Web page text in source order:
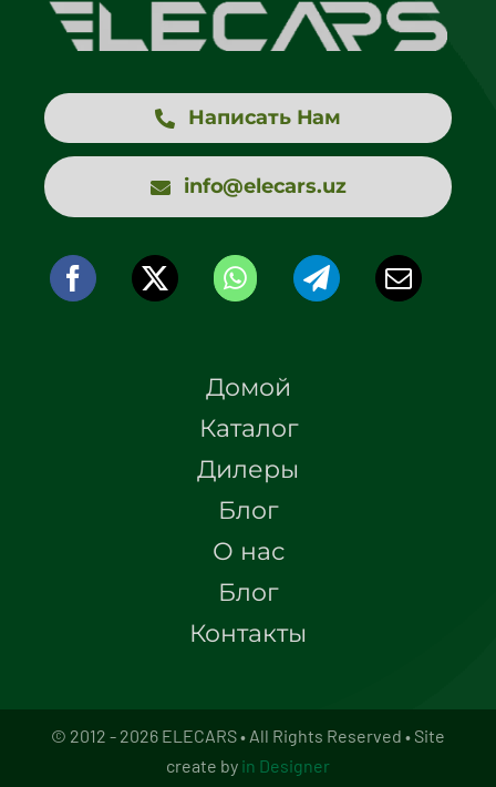
Написать Нам
info@elecars.uz
Домой
Каталог
Дилеры
Блог
О нас
Блог
Контакты
© 2012 - 2026 ELECARS • All Rights Reserved • Site
create by in Designer